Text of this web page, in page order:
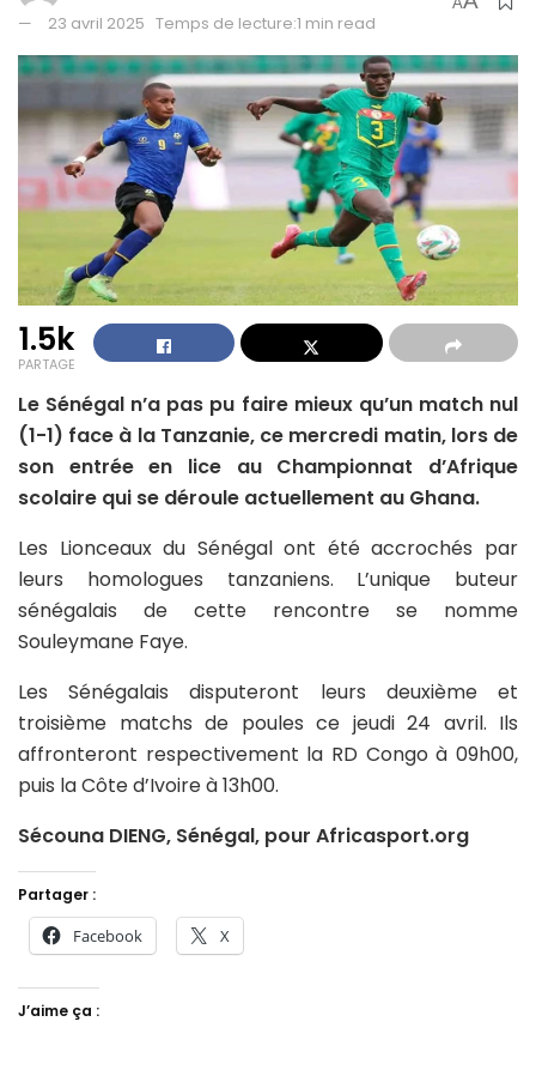
23 avril 2025 Temps de lecture:1 min read
1.5k
PARTAGE
Le Sénégal n’a pas pu faire mieux qu’un match nul
(1-1) face à la Tanzanie, ce mercredi matin, lors de
son entrée en lice au Championnat d’Afrique
scolaire qui se déroule actuellement au Ghana.
Les Lionceaux du Sénégal ont été accrochés par
leurs homologues tanzaniens. L’unique buteur
sénégalais de cette rencontre se nomme
Souleymane Faye.
Les Sénégalais disputeront leurs deuxième et
troisième matchs de poules ce jeudi 24 avril. Ils
affronteront respectivement la RD Congo à 09h00,
puis la Côte d’Ivoire à 13h00.
Sécouna DIENG, Sénégal, pour Africasport.org
Partager :
Facebook X
J’aime ça :